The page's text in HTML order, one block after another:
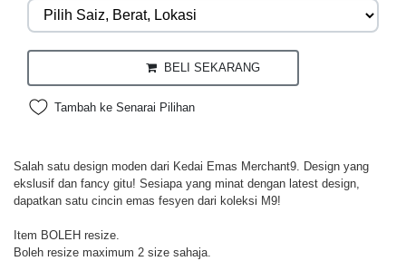
BELI SEKARANG
Tambah ke Senarai Pilihan
Salah satu design moden dari Kedai Emas Merchant9. Design yang
ekslusif dan fancy gitu! Sesiapa yang minat dengan latest design,
dapatkan satu cincin emas fesyen dari koleksi M9!
Item BOLEH resize.
Boleh resize maximum 2 size sahaja.